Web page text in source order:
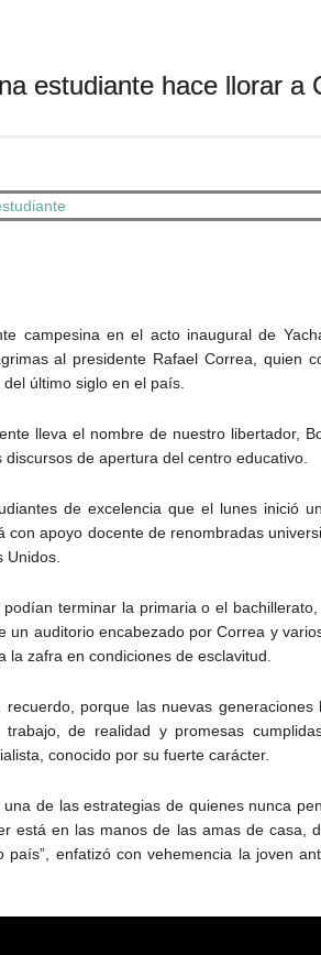
estudiante hace llorar a
campesina en el acto inaugural de
al presidente Rafael Correa, quien
último siglo en el país.
lleva el nombre de nuestro libertador,
de apertura del centro educativo.
de excelencia que el lunes inició
con apoyo docente de renombradas
Unidos.
terminar la primaria o el
un auditorio encabezado por Correa y
zafra en condiciones de esclavitud.
porque las nuevas
de realidad y promesas
conocido por su fuerte carácter.
de las estrategias de quienes nunca
está en las manos de las amas de casa,
país”, enfatizó con vehemencia la joven